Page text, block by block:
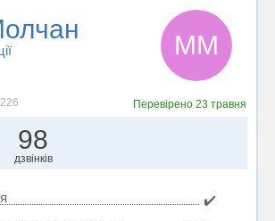
ММ
Перевірено23 травня
98
дзвінків
✔️